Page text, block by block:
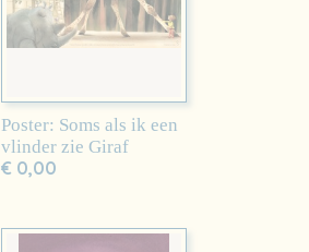
Poster: Soms als ik een
vlinder zie Giraf
€ 0,00